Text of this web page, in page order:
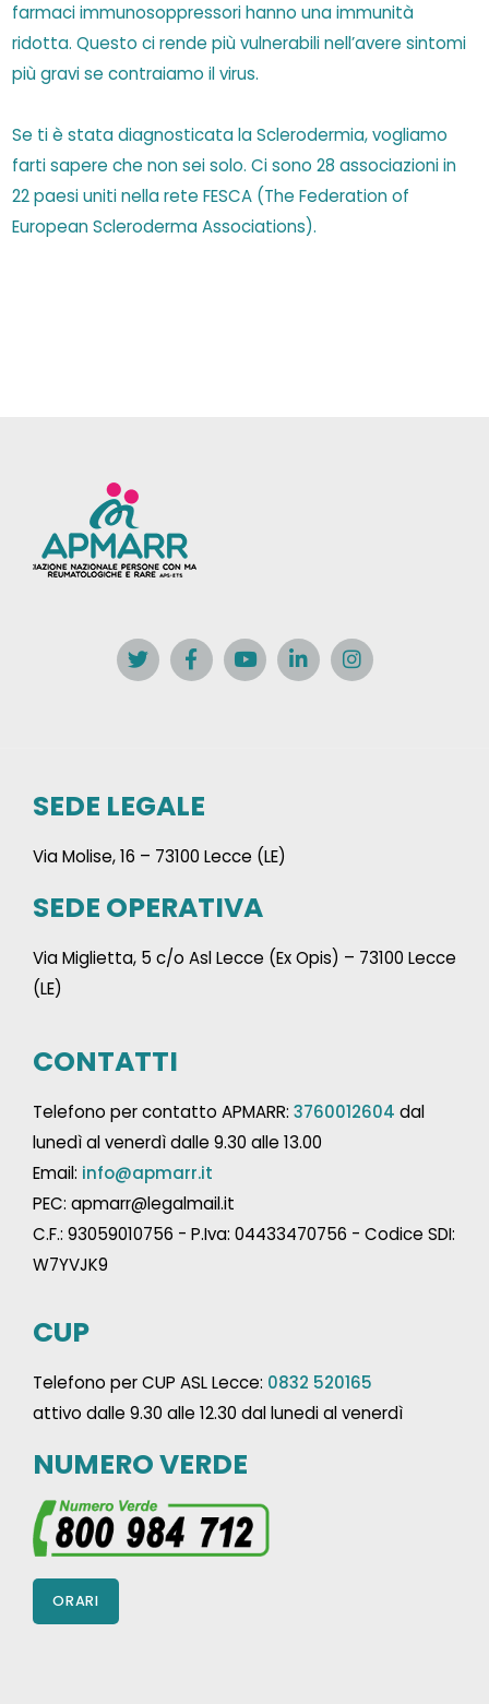
farmaci immunosoppressori hanno una immunità
ridotta. Questo ci rende più vulnerabili nell’avere sintomi
più gravi se contraiamo il virus.
Se ti è stata diagnosticata la Sclerodermia, vogliamo
farti sapere che non sei solo. Ci sono 28 associazioni in
22 paesi uniti nella rete FESCA (The Federation of
European Scleroderma Associations).
SEDE LEGALE
Via Molise, 16 – 73100 Lecce (LE)
SEDE OPERATIVA
Via Miglietta, 5 c/o Asl Lecce (Ex Opis) – 73100 Lecce
(LE)
CONTATTI
Telefono per contatto APMARR: 3760012604 dal
lunedì al venerdì dalle 9.30 alle 13.00
Email: info@apmarr.it
PEC: apmarr@legalmail.it
C.F.: 93059010756 - P.Iva: 04433470756 - Codice SDI:
W7YVJK9
CUP
Telefono per CUP ASL Lecce: 0832 520165
attivo dalle 9.30 alle 12.30 dal lunedi al venerdì
NUMERO VERDE
ORARI